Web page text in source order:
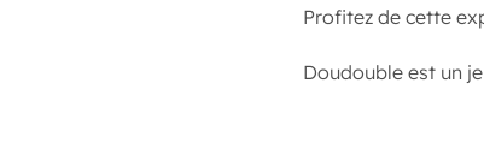
Profitez de cette
Doudouble est un